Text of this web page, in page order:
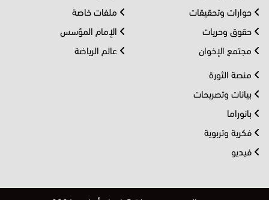
حوارات وتحقيقات
حقوق وحريات
مجتمع الإخوان
ملفات خاصة
الإمام المؤسس
عالم الرياضة
منصة الثورة
بيانات وتصريحات
بانوراما
فكرية وتربوية
فيديو